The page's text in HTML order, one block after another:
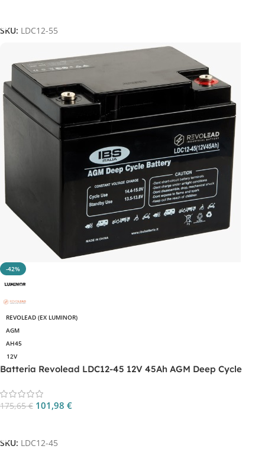
SKU: LDC12-55
-42%
REVOLEAD (EX LUMINOR)
AGM
AH45
12V
Batteria Revolead LDC12-45 12V 45Ah AGM Deep Cycle
175,65€ 101,98 €
SKU: LDC12-45